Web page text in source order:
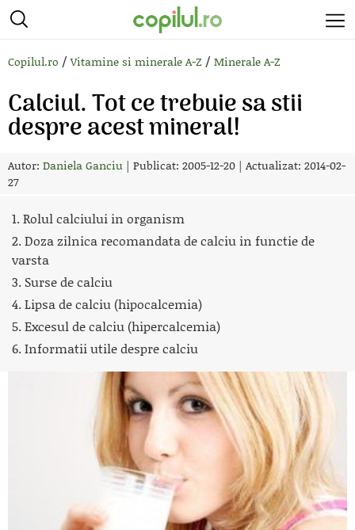
Copilul.ro /Vitamine si minerale A-Z / Minerale A-Z
Calciul. Tot ce trebuie sa stii
despre acest mineral!
Autor: Daniela Ganciu | Publicat: 2005-12-20 | Actualizat: 2014-02-
27
1. Rolul calciului in organism
2. Doza zilnica recomandata de calciu in functie de
varsta
3. Surse de calciu
4. Lipsa de calciu (hipocalcemia)
5. Excesul de calciu (hipercalcemia)
6. Informatii utile despre calciu